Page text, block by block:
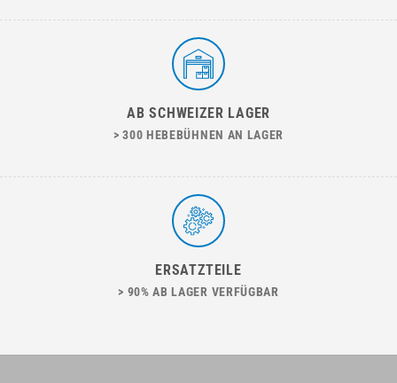
AB SCHWEIZER LAGER
> 300 HEBEBÜHNEN AN LAGER
ERSATZTEILE
> 90% AB LAGER VERFÜGBAR